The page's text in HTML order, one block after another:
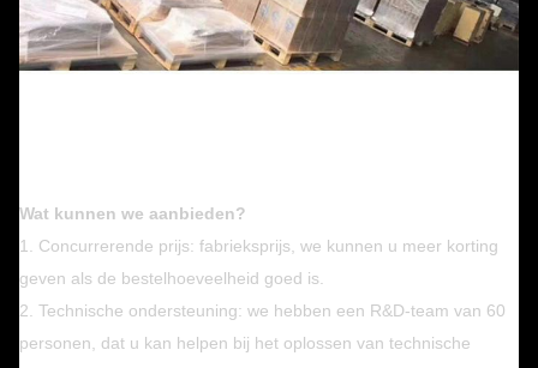
Wat kunnen we aanbieden?
1. Concurrerende prijs: fabrieksprijs, we kunnen u meer korting
geven als de bestelhoeveelheid goed is.
2. Technische ondersteuning: we hebben een R&D-team van 60
personen, dat u kan helpen bij het oplossen van technische